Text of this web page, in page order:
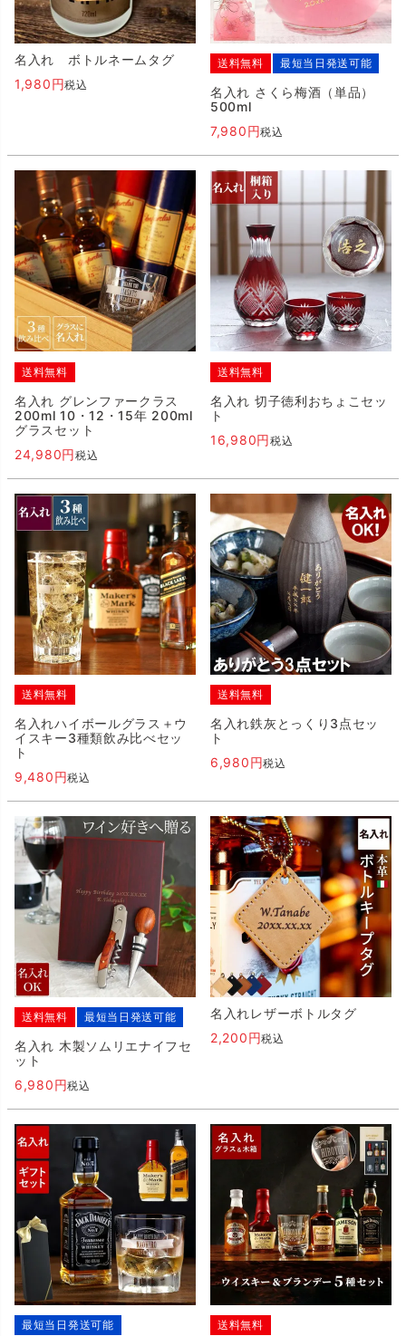
名入れ ボトルネームタグ
1,980
税込
送料無料 最短当日発送可能
名入れ さくら梅酒（単品）
500ml
7,980
税込
送料無料
名入れ グレンファークラス
200ml 10・12・15年 200ml
グラスセット
24,980
税込
送料無料
名入れ 切子徳利おちょこセッ
ト
16,980
税込
送料無料
名入れハイボールグラス＋ウ
イスキー3種類飲み比べセッ
ト
9,480
税込
送料無料
名入れ鉄灰とっくり3点セッ
ト
6,980
税込
送料無料 最短当日発送可能
名入れ 木製ソムリエナイフセ
ット
6,980
税込
名入れレザーボトルタグ
2,200
税込
最短当日発送可能 送料無料